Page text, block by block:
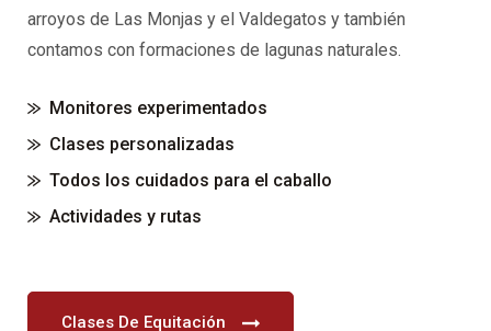
arroyos de Las Monjas y el Valdegatos y también
contamos con formaciones de lagunas naturales.
Monitores experimentados
Clases personalizadas
Todos los cuidados para el caballo
Actividades y rutas
Clases De Equitación